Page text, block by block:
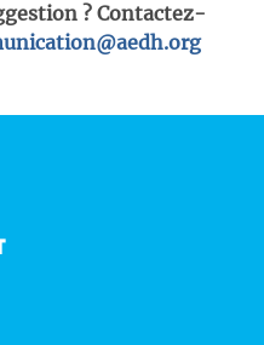
? Contactez-